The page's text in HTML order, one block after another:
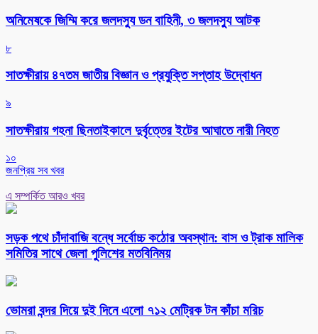
অনিমেষকে জিম্মি করে জলদস্যু ডন বাহিনী, ৩ জলদস্যু আটক
৮
সাতক্ষীরায় ৪৭তম জাতীয় বিজ্ঞান ও প্রযুক্তি সপ্তাহ উদ্বোধন
৯
সাতক্ষীরায় গহনা ছিনতাইকালে দুর্বৃত্তের ইটের আঘাতে নারী নিহত
১০
জনপ্রিয় সব খবর
এ সম্পর্কিত আরও খবর
সড়ক পথে চাঁদাবাজি বন্ধে সর্বোচ্চ কঠোর অবস্থান: বাস ও ট্রাক মালিক
সমিতির সাথে জেলা পুলিশের মতবিনিময়
ভোমরা বন্দর দিয়ে দুই দিনে এলো ৭১২ মেট্রিক টন কাঁচা মরিচ